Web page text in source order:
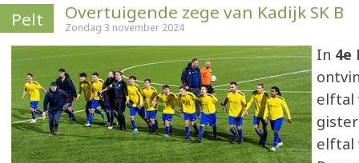
Pelt Overtuigende zege van Kadijk SK B
Zondag 3 november 2024
In 4e
elftal
elftal